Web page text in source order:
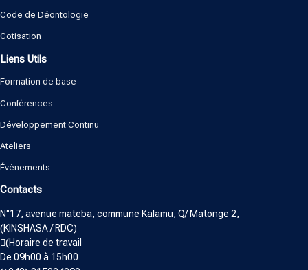
Code de Déontologie
Cotisation
Liens Utils
Formation de base
Conférences
Développement Continu
Ateliers
Événements
Contacts
N°17, avenue mateba, commune Kalamu, Q/ Matonge 2,
(KINSHASA / RDC)
(Horaire de travail
De 09h00 à 15h00